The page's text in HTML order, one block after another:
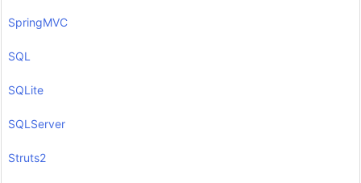
SpringMVC
SQL
SQLite
SQLServer
Struts2